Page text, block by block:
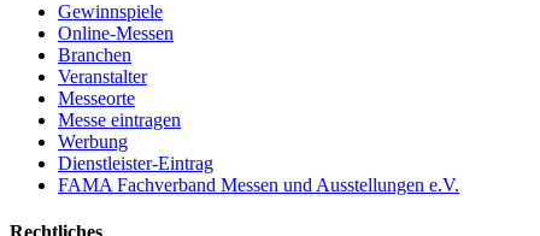
Gewinnspiele
Online-Messen
Branchen
Veranstalter
Messeorte
Messe eintragen
Werbung
Dienstleister-Eintrag
FAMA Fachverband Messen und Ausstellungen e.V.